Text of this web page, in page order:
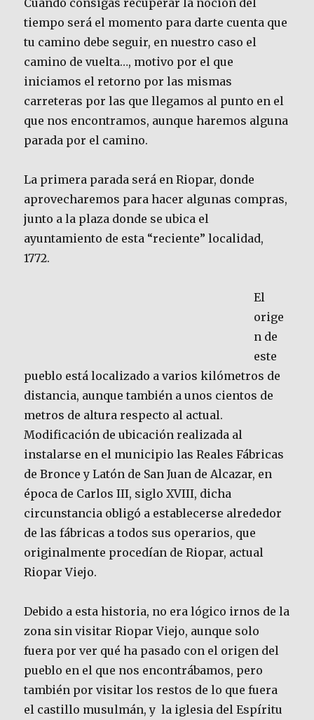
Cuando consigas recuperar la noción del
tiempo será el momento para darte cuenta que
tu camino debe seguir, en nuestro caso el
camino de vuelta…, motivo por el que
iniciamos el retorno por las mismas
carreteras por las que llegamos al punto en el
que nos encontramos, aunque haremos alguna
parada por el camino.
La primera parada será en Riopar, donde
aprovecharemos para hacer algunas compras,
junto a la plaza donde se ubica el
ayuntamiento de esta “reciente” localidad,
1772.
El
orige
n de
este
pueblo está localizado a varios kilómetros de
distancia, aunque también a unos cientos de
metros de altura respecto al actual.
Modificación de ubicación realizada al
instalarse en el municipio las Reales Fábricas
de Bronce y Latón de San Juan de Alcazar, en
época de Carlos III, siglo XVIII, dicha
circunstancia obligó a establecerse alrededor
de las fábricas a todos sus operarios, que
originalmente procedían de Riopar, actual
Riopar Viejo.
Debido a esta historia, no era lógico irnos de la
zona sin visitar Riopar Viejo, aunque solo
fuera por ver qué ha pasado con el origen del
pueblo en el que nos encontrábamos, pero
también por visitar los restos de lo que fuera
el castillo musulmán, y la iglesia del Espíritu